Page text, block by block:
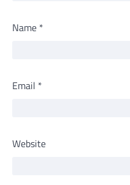
Name *
Email *
Website